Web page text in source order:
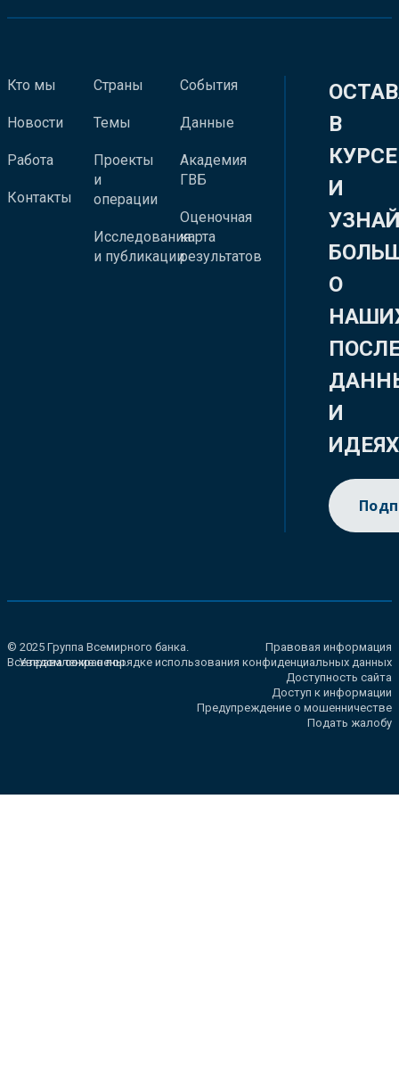
Кто мы
Новости
Работа
Контакты
Страны
Темы
Проекты
и
операции
Исследования
и публикации
События
Данные
Академия
ГВБ
Оценочная
карта
результатов
В
КУРСЕ
И
О
И
ИДЕЯХ
© 2025 Группа Всемирного банка.
Все права сохранены.
Правовая информация
Уведомление о порядке использования конфиденциальных данных
Доступность сайта
Доступ к информации
Предупреждение о мошенничестве
Подать жалобу